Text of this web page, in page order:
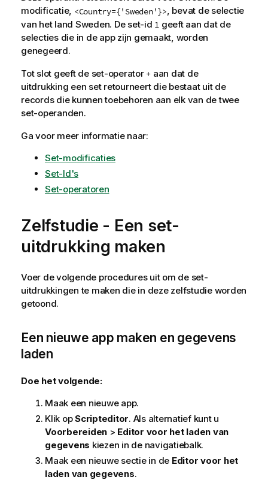
modificatie, <Country={'Sweden'}>, bevat de selectie
van het land Sweden. De set-id 1 geeft aan dat de
selecties die in de app zijn gemaakt, worden
genegeerd.
Tot slot geeft de set-operator + aan dat de
uitdrukking een set retourneert die bestaat uit de
records die kunnen toebehoren aan elk van de twee
set-operanden.
Ga voor meer informatie naar:
Set-modificaties
Set-Id's
Set-operatoren
Zelfstudie - Een set-
uitdrukking maken
Voer de volgende procedures uit om de set-
uitdrukkingen te maken die in deze zelfstudie worden
getoond.
Een nieuwe app maken en gegevens
laden
Doe het volgende:
Maak een nieuwe app.
Klik opScripteditor. Als alternatief kunt u
Voorbereiden > Editor voor het laden van
gegevens kiezen in de navigatiebalk.
Maak een nieuwe sectie in de Editor voor het
laden van gegevens.